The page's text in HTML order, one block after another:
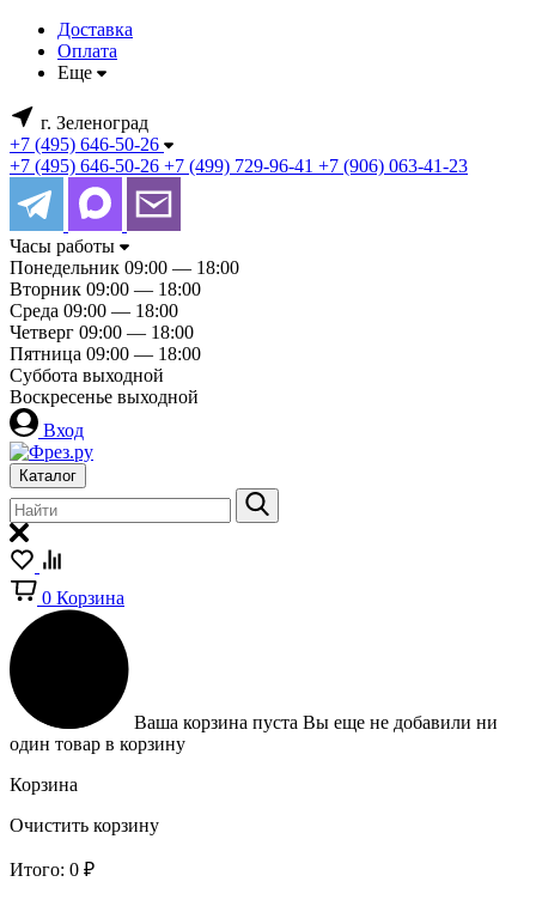
Доставка
Оплата
Еще
г. Зеленоград
+7 (495) 646-50-26
+7 (495) 646-50-26 +7 (499) 729-96-41 +7 (906) 063-41-23
Часы работы
Понедельник 09:00 — 18:00
Вторник 09:00 — 18:00
Среда 09:00 — 18:00
Четверг 09:00 — 18:00
Пятница 09:00 — 18:00
Суббота выходной
Воскресенье выходной
Вход
Каталог
0 Корзина
Ваша корзина пуста Вы еще не добавили ни
один товар в корзину
Корзина
Очистить корзину
Итого: 0 ₽